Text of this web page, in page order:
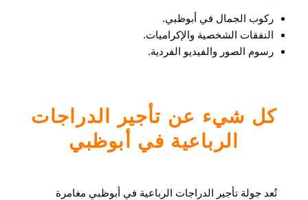
ركوب الجمال في أبوظبي.
النفقات الشخصية والإكراميات.
رسوم الصور والفيديو الفردية.
كل شيء عن تأجير الدراجات
الرباعية في أبوظبي
تُعد جولة تأجير الدراجات الرباعية في أبوظبي مغامرة